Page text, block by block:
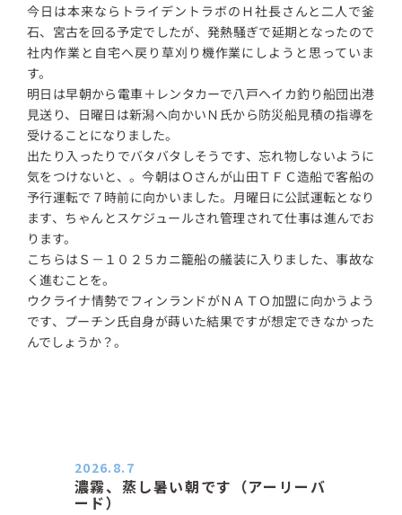
今日は本来ならトライデントラボのＨ社長さんと二人で釜
石、宮古を回る予定でしたが、発熱騒ぎで延期となったので
社内作業と自宅へ戻り草刈り機作業にしようと思っていま
す。
明日は早朝から電車＋レンタカーで八戸へイカ釣り船団出港
見送り、日曜日は新潟へ向かいＮ氏から防災船見積の指導を
受けることになりました。
出たり入ったりでバタバタしそうです、忘れ物しないように
気をつけないと、。今朝はＯさんが山田ＴＦＣ造船で客船の
予行運転で７時前に向かいました。月曜日に公試運転となり
ます、ちゃんとスケジュールされ管理されて仕事は進んでお
ります。
こちらはＳ－１０２５カニ籠船の艤装に入りました、事故な
く進むことを。
ウクライナ情勢でフィンランドがＮＡＴＯ加盟に向かうよう
です、プーチン氏自身が蒔いた結果ですが想定できなかった
んでしょうか？。
濃霧、蒸し暑い朝です（アーリーバ
ード）
2026.8.7